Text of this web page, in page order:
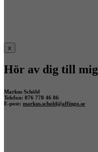
x
Hör av dig till mig
Markus Schöld
Telefon: 076 778 46 86
E-post: markus.schold@affingo.se